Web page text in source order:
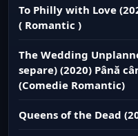
To Philly with Love
( Romantic )
The Wedding
separe) (2020) Până
(Comedie Romantic)
Queens of the Dead